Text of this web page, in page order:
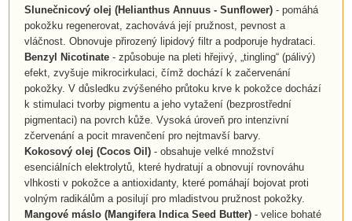
Slunečnicový olej (Helianthus Annuus - Sunflower)- pomáhá
pokožku regenerovat, zachovává její pružnost, pevnost a
vláčnost. Obnovuje přirozený lipidový filtr a podporuje hydrataci.
Benzyl Nicotinate- způsobuje na pleti hřejivý, „tingling“ (pálivý)
efekt, zvyšuje mikrocirkulaci, čímž dochází k začervenání
pokožky. V důsledku zvýšeného průtoku krve k pokožce dochází
k stimulaci tvorby pigmentu a jeho vytažení (bezprostřední
pigmentaci) na povrch kůže. Vysoká úroveň pro intenzivní
zčervenání a pocit mravenčení pro nejtmavší barvy.
Kokosový olej (Cocos Oil)- obsahuje velké množství
esenciálních elektrolytů, které hydratují a obnovují rovnováhu
vlhkosti v pokožce a antioxidanty, které pomáhají bojovat proti
volným radikálům a posilují pro mladistvou pružnost pokožky.
Mangové máslo (Mangifera Indica Seed Butter)- velice bohaté